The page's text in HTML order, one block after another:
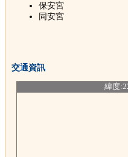
保安宮
同安宮
交通資訊
緯度